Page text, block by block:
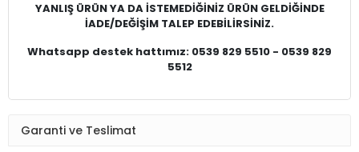
YANLIŞ ÜRÜN YA DA İSTEMEDİĞİNİZ ÜRÜN GELDİĞİNDE
İADE/DEĞİŞİM TALEP EDEBİLİRSİNİZ.
Whatsapp destek hattımız: 0539 829 5510 - 0539 829
5512
Garanti ve Teslimat